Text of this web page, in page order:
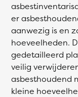
er
aanwezig is en
hoeveelheden.
gedetailleerd
veilig
asbesthoudend
kleine